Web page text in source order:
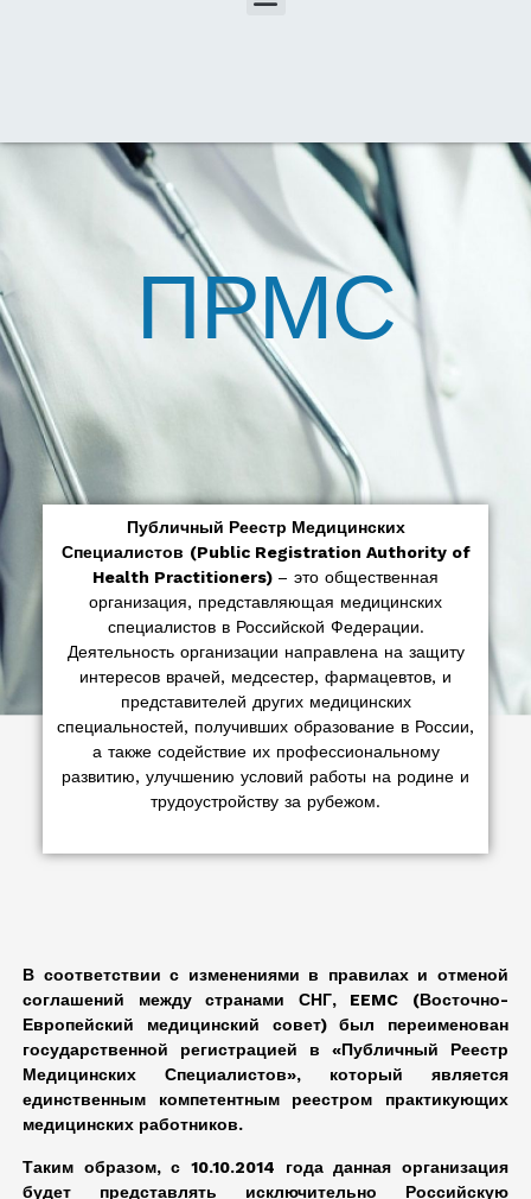
ПРМС
Публичный Реестр Медицинских
Специалистов (Public Registration Authority of
Health Practitioners) – это общественная
организация, представляющая медицинских
специалистов в Российской Федерации.
Деятельность организации направлена на защиту
интересов врачей, медсестер, фармацевтов, и
представителей других медицинских
специальностей, получивших образование в России,
а также содействие их профессиональному
развитию, улучшению условий работы на родине и
трудоустройству за рубежом.
В соответствии с изменениями в правилах и отменой
соглашений между странами СНГ, EEMC (Восточно-
Европейский медицинский совет) был переименован
государственной регистрацией в «Публичный Реестр
Медицинских Специалистов», который является
единственным компетентным реестром практикующих
медицинских работников.
Таким образом, с 10.10.2014 года данная организация
будет представлять исключительно Российскую